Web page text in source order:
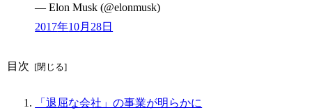
— Elon Musk (@elonmusk)
2017年10月 28日
目次
「退屈な会社」の事業が明らかに